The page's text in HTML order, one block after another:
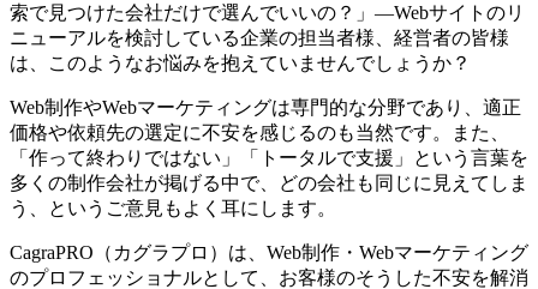
索で見つけた会社だけで選んでいいの？」—Webサイトのリ
ニューアルを検討している企業の担当者様、経営者の皆様
は、このようなお悩みを抱えていませんでしょうか？
Web制作やWebマーケティングは専門的な分野であり、適正
価格や依頼先の選定に不安を感じるのも当然です。また、
「作って終わりではない」「トータルで支援」という言葉を
多くの制作会社が掲げる中で、どの会社も同じに見えてしま
う、というご意見もよく耳にします。
CagraPRO（カグラプロ）は、Web制作・Webマーケティング
のプロフェッショナルとして、お客様のそうした不安を解消